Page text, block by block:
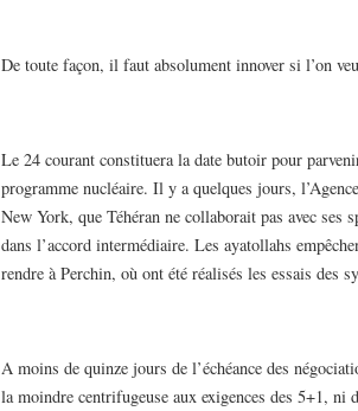
De toute façon, il faut absolument innover si l’on
Le 24 courant constituera la date butoir pour
programme nucléaire. Il y a quelques jours,
New York, que Téhéran ne collaborait pas avec
dans l’accord intermédiaire. Les ayatollahs
rendre à Perchin, où ont été réalisés les essais des
A moins de quinze jours de l’échéance des
la moindre centrifugeuse aux exigences des 5+1, ni